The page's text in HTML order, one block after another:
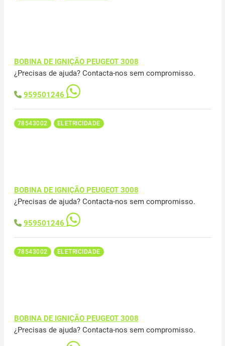
BOBINA DE IGNIÇÃO PEUGEOT 3008
¿Precisas de ajuda? Contacta-nos sem compromisso.
959501246
78543002 ELETRICIDADE
BOBINA DE IGNIÇÃO PEUGEOT 3008
¿Precisas de ajuda? Contacta-nos sem compromisso.
959501246
78543002 ELETRICIDADE
BOBINA DE IGNIÇÃO PEUGEOT 3008
¿Precisas de ajuda? Contacta-nos sem compromisso.